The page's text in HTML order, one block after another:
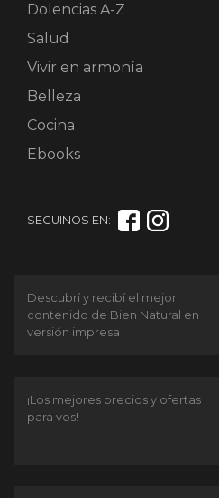
Dolencias A-Z
Salud
Vivir en armonía
Belleza
Cocina
Ebooks
SEGUINOS EN:
Descubrí y recibí el mejor
contenido de Bien Natural en
versión impresa
¡Los mejores precios y ofertas
para vos!